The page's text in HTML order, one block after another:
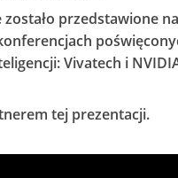
zostało przedstawione
Vivatech i
tej prezentacji.